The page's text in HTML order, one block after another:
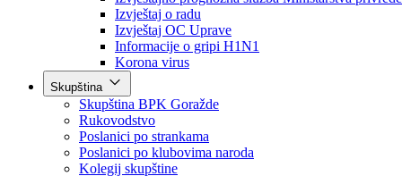
Obavještenja i izvještaji
Obavještenja Vlade
Izvještajno prognozna služba Ministarstva privrede
Izvještaj o radu
Izvještaj OC Uprave
Informacije o gripi H1N1
Korona virus
Skupština
Skupština BPK Goražde
Rukovodstvo